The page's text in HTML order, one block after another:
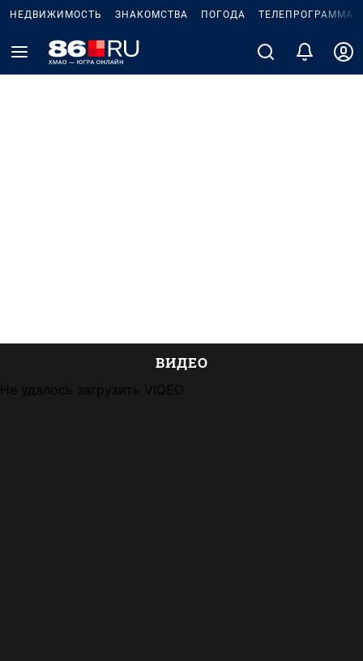
НЕДВИЖИМОСТЬ ЗНАКОМСТВА ПОГОДА ТЕЛЕПРОГРАММА
ВИДЕО
Не удалось загрузить VIQEO